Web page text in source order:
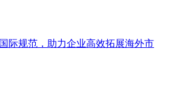
际规范，助力企业高效拓展海外市